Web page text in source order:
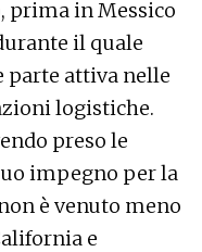
prima in Messico
il quale
parte attiva nelle
logistiche.
preso le
impegno per la
è venuto meno
e